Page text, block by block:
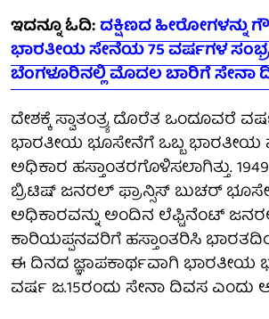
ಇದನ್ನೂ ಓದಿ:ದಕ್ಷಿಣದ
ಭಾರತೀಯ ಸೇನೆಯ 75 ವರ್ಷಗಳ
ಬೆಂಗಳೂರಿನಲ್ಲಿ ಮೊದಲ ಬಾರಿಗೆ ಸೇನಾ
ದೇಶಕ್ಕೆ ಸ್ವಾತಂತ್ರ್ಯ ದೊರೆತ ಒಂದೂವರೆ
ಭಾರತೀಯ ಭೂಸೇನೆಗೆ ಒಬ್ಬ ಭಾರತೀಯ
ಅಧಿಕಾರ ಹಸ್ತಾಂತರಗೊಳಿಸಲಾಗಿತ್ತು.
ಬ್ರಿಟಿಷ್‌ ಜನರಲ್‌ ಫ್ರಾನ್ಸಿಸ್‌ ಬುಚರ್‌
ಅಧಿಕಾರವನ್ನು ಅಂದಿನ ಲೆಫ್ಟಿನೆಂಟ್‌
ಕಾರಿಯಪ್ಪನವರಿಗೆ ಹಸ್ತಾಂತರಿಸಿ
ಈ ದಿನದ ಜ್ಞಾಪಕಾರ್ಥವಾಗಿ ಭಾರತೀಯ
ವರ್ಷ ಜ.15ರಂದು ಸೇನಾ ದಿವಸ ಎಂದು